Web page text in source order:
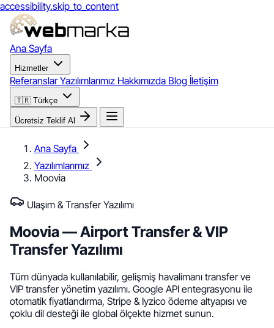
accessibility.skip_to_content
Ana Sayfa
Hizmetler
ReferanslarYazılımlarımız Hakkımızda Blog İletişim
🇹🇷 Türkçe
Ücretsiz Teklif Al
Ana Sayfa
Yazılımlarımız
Moovia
Ulaşım & Transfer Yazılımı
Moovia— Airport Transfer &VIP
Transfer Yazılımı
Tüm dünyada kullanılabilir, gelişmiş havalimanı transfer ve
VIP transfer yönetim yazılımı. Google API entegrasyonu ile
otomatik fiyatlandırma, Stripe & Iyzico ödeme altyapısı ve
çoklu dil desteği ile global ölçekte hizmet sunun.